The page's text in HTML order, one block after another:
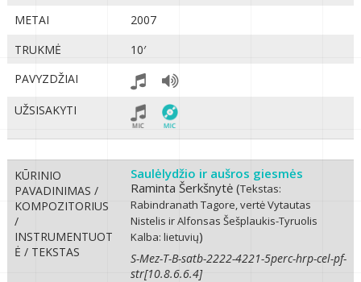
METAI
2007
TRUKMĖ
10′
PAVYZDŽIAI
UŽSISAKYTI
KŪRINIO
PAVADINIMAS /
KOMPOZITORIUS
/
INSTRUMENTUOT
Ė / TEKSTAS
Saulėlydžio ir aušros giesmės
Raminta Šerkšnytė (Tekstas:
Rabindranath Tagore, vertė Vytautas
Nistelis ir Alfonsas Šešplaukis-Tyruolis
Kalba: lietuvių)
S-Mez-T-B-satb-2222-4221-5perc-hrp-cel-pf-
str[10.8.6.6.4]